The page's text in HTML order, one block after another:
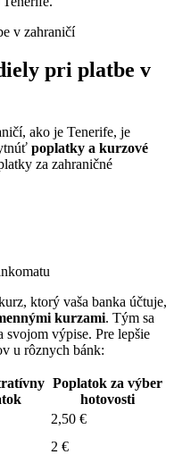
pri platbe v
ako je Tenerife, je
poplatky a kurzové
za zahraničné
ktorý vaša banka účtuje,
kurzami. Tým sa
svojom výpise. Pre lepšie
u rôznych bánk:
Poplatok za výber
hotovosti
2,50 €
2 €